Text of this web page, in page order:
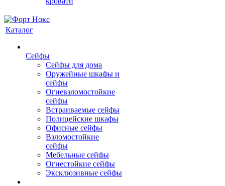
Каталог
Сейфы
Сейфы для дома
Оружейные шкафы и
сейфы
Огневзломостойкие
сейфы
Встраиваемые сейфы
Полицейские шкафы
Офисные сейфы
Взломостойкие
сейфы
Мебельные сейфы
Огнестойкие сейфы
Эксклюзивные сейфы